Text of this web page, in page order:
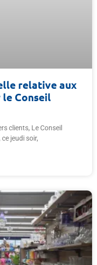
relative aux
le Conseil
clients, Le Conseil
jeudi soir,